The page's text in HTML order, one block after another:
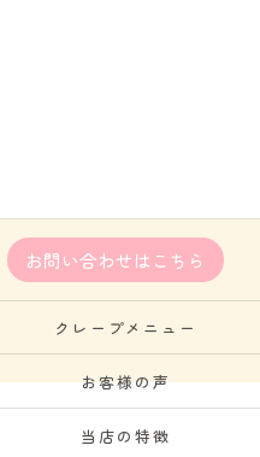
お問い合わせはこちら
クレープメニュー
お客様の声
当店の特徴